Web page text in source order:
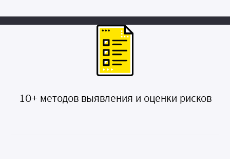
10+ методов выявления и оценки рисков